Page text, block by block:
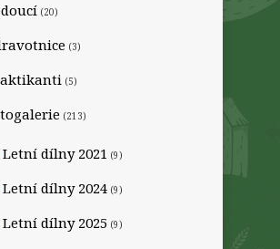
(20)
(3)
(5)
(213)
Letní dílny 2021 (9)
Letní dílny 2024 (9)
Letní dílny 2025 (9)